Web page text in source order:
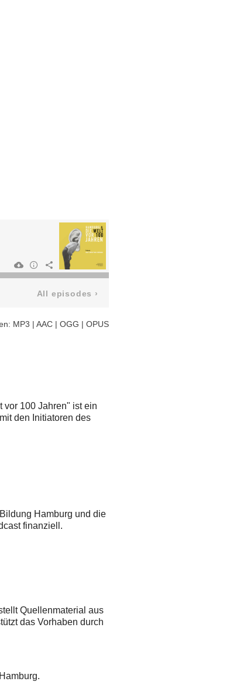
All episodes ›
MP3 | AAC| OGG | OPUS
vor 100 Jahren" ist ein
den Initiatoren des
Hamburg und die
finanziell.
Quellenmaterial aus
das Vorhaben durch